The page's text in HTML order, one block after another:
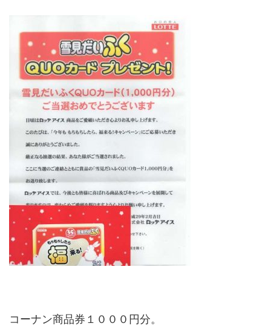
コーナン商品券１０００円分。